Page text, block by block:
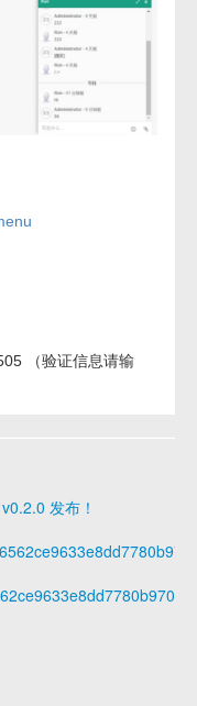
（验证信息请输
发布！